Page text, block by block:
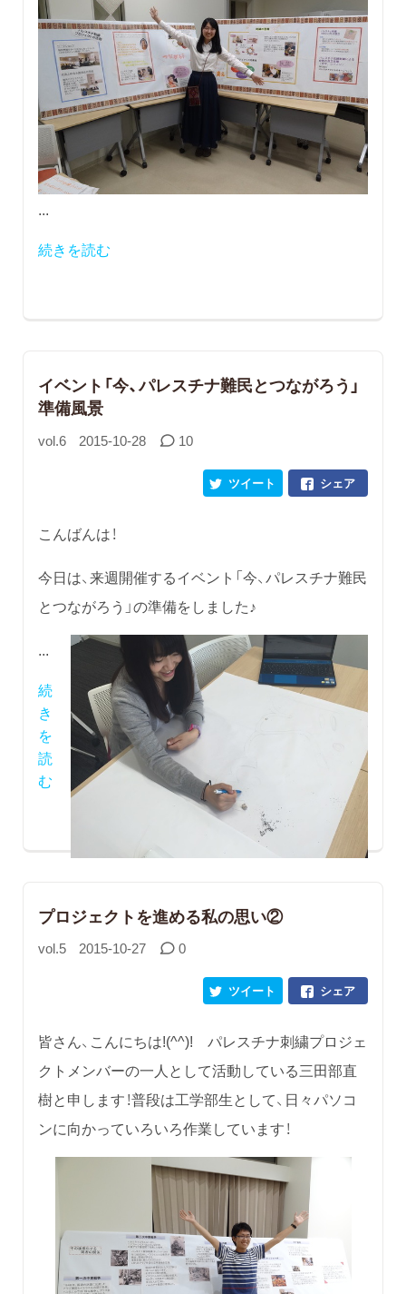
...
続きを読む
イベント「今、パレスチナ難民とつながろう」
準備風景
vol.6 2015-10-28 10
シェア
ツイート
こんばんは！
今日は、来週開催するイベント「今、パレスチナ難民
とつながろう」の準備をしました♪
...
続
き
を
読
む
プロジェクトを進める私の思い②
vol.5 2015-10-27 0
シェア
ツイート
皆さん、こんにちは!(^^)! パレスチナ刺繍プロジェ
クトメンバーの一人として活動している三田部直
樹と申します！普段は工学部生として、日々パソコ
ンに向かっていろいろ作業しています！